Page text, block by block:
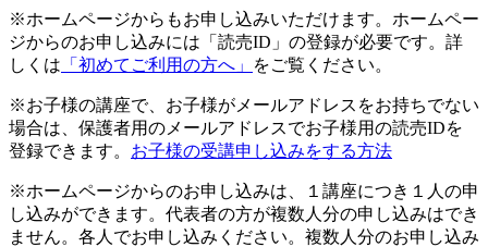
※ホームページからもお申し込みいただけます。ホームペー
ジからのお申し込みには「読売ID」の登録が必要です。詳
しくは 「初めてご利用の方へ」 をご覧ください。
※お子様の講座で、お子様がメールアドレスをお持ちでない
場合は、保護者用のメールアドレスでお子様用の読売IDを
登録できます。 お子様の受講申し込みをする方法
※ホームページからのお申し込みは、１講座につき１人の申
し込みができます。代表者の方が複数人分の申し込みはでき
ません。各人でお申し込みください。複数人分のお申し込み